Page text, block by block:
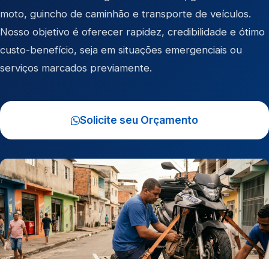
moto, guincho de caminhão e transporte de veículos.
Nosso objetivo é oferecer rapidez, credibilidade e ótimo
custo-benefício, seja em situações emergenciais ou
serviços marcados previamente.
Solicite seu Orçamento